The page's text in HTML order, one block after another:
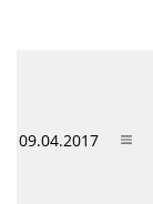
09.04.2017